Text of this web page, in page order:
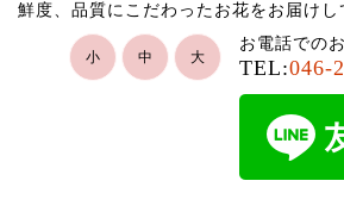
鮮度、品質にこだわったお花をお届けし
お電話での
TEL:046-
小 中 大